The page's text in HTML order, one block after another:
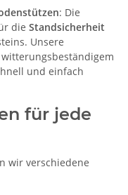
: Die
die Standsicherheit
Unsere
und einfach
für jede
wir verschiedene